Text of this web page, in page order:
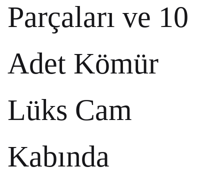
Parçaları ve 10
Adet Kömür
Lüks Cam
Kabında